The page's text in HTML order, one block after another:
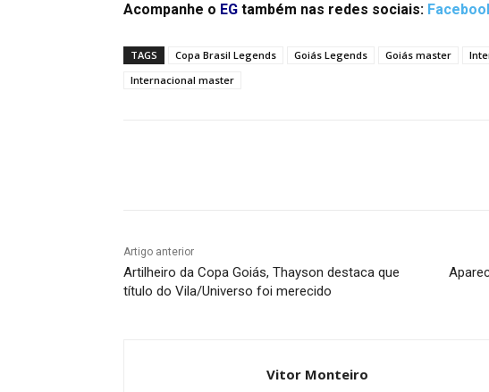
Acompanhe o EG também nas redes sociais:
TAGS Copa Brasil Legends Goiás Legends Goiás master
Internacional master
Artigo anterior
Artilheiro da Copa Goiás, Thayson destaca que
título do Vila/Universo foi merecido
Vitor Monteiro